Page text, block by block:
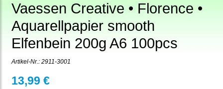
Vaessen Creative • Florence •
Aquarellpapier smooth
Elfenbein 200g A6 100pcs
Artikel-Nr.: 2911-3001
13,99 €